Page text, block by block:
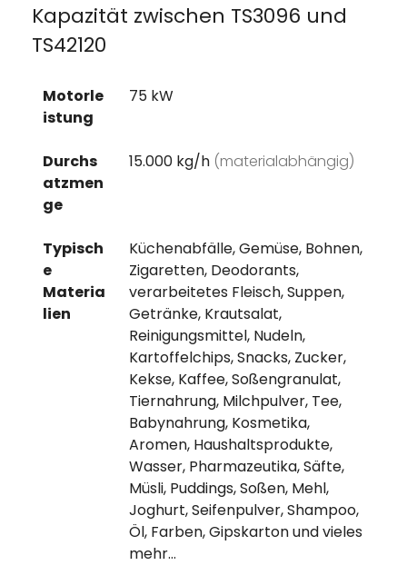
Kapazität zwischen TS3096 und
TS42120
Motorle
istung
75 kW
Durchs
atzmen
ge
15.000 kg/h (materialabhängig)
Typisch
e
Materia
lien
Küchenabfälle, Gemüse, Bohnen,
Zigaretten, Deodorants,
verarbeitetes Fleisch, Suppen,
Getränke, Krautsalat,
Reinigungsmittel, Nudeln,
Kartoffelchips, Snacks, Zucker,
Kekse, Kaffee, Soßengranulat,
Tiernahrung, Milchpulver, Tee,
Babynahrung, Kosmetika,
Aromen, Haushaltsprodukte,
Wasser, Pharmazeutika, Säfte,
Müsli, Puddings, Soßen, Mehl,
Joghurt, Seifenpulver, Shampoo,
Öl, Farben, Gipskarton und vieles
mehr…